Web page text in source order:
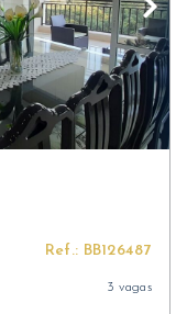
Ref.: BB126487
3 vagas